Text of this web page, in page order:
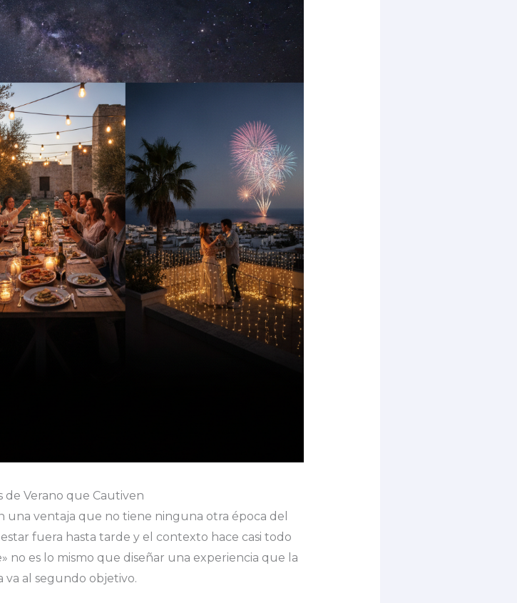
de Verano que Cautiven
una ventaja que no tiene ninguna otra época del
fuera hasta tarde y el contexto hace casi todo
no es lo mismo que diseñar una experiencia que la
al segundo objetivo.